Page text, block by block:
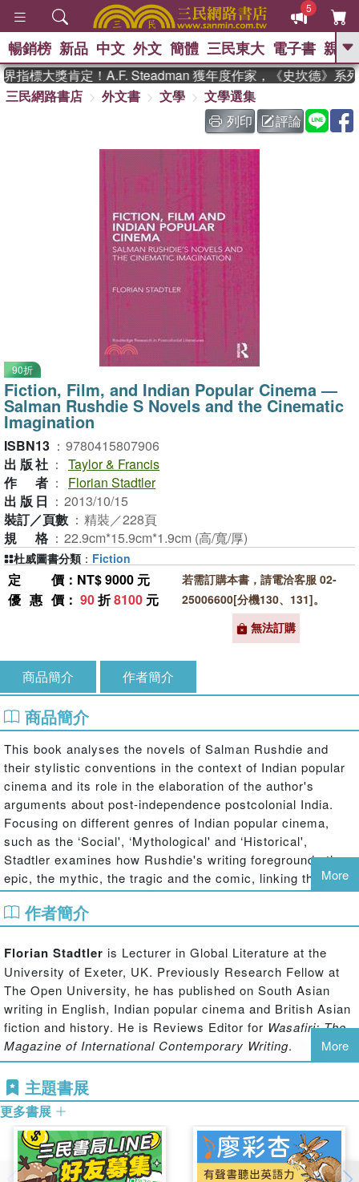
5
GO
熱搜： 東野圭吾 、
The Odyssey 、 父親節 、 如果歷
史是一群喵 、 暑期推薦 、 國際布克
獎 臺灣漫遊錄 、 方念華
登輝時代 、 數學女孩：黎曼猜想
偉大的迷走神經
暢銷榜 新品 中文 外文 簡體 三民東大 電子書 親子
指標大獎肯定！A.F. Steadman 獲年度作家，《史坎德》系列
三民網路書店
外文書 文學
文學選集
列印
評論
90折
Fiction, Film, and Indian Popular Cinema ―
Salman Rushdie S Novels and the Cinematic
Imagination
ISBN13 ： 9780415807906
出版社 ： Taylor & Francis
作者 ：
Florian Stadtler
出版日 ： 2013/10/15
裝訂／頁數 ： 精裝／228頁
規格 ： 22.9cm*15.9cm*1.9cm (高/寬/厚)
定價 ：NT$ 9000 元
優惠價 ： 90折8100 元
若需訂購本書，請電洽客服 02-
25006600[分機130、131]。
無法訂購
杜威圖書分類 ： Fiction
商品簡介 作者簡介
商品簡介
This book analyses the novels of Salman Rushdie and
their stylistic conventions in the context of Indian popular
cinema and its role in the elaboration of the author's
arguments about post-independence postcolonial India.
Focusing on different genres of Indian popular cinema,
such as the ‘Social', ‘Mythological' and ‘Historical',
Stadtler examines how Rushdie's writing foregrounds the
epic, the mythic, the tragic and the comic, linking them in
storylines narrated in cinematic parameters. The book
shows that Indian popular cinema's syncretism becomes
an aesthetic marker in Rushdie's fiction that allows him to
elaborate on the multiplicity of Indian identity, both on the
subcontinent and abroad, and illustrates how Rushdie
uses Indian popular cinema in his narratives to express an
aesthetics of hybridity and a particular conceptualization
of culture with which ‘India' has become identified in a
global context. Also highlighted are Rushdie's uses of
cinema to inflect his reading of India as a pluralist nation
and of the hybrid space occupied by the Indian diaspora
across the world. The book connects Rushdie's storylines
with modes of cinematic representation to explore
questions about the role, place and space of the individual
in relation to a fast-changing social, economic and political
space in India and the wider world.
More
作者簡介
Florian Stadtler is Lecturer in Global Literature at the
University of Exeter, UK. Previously Research Fellow at
The Open University, he has published on South Asian
writing in English, Indian popular cinema and British Asian
fiction and history. He is Reviews Editor for Wasafiri: The
Magazine of International Contemporary Writing. More
主題書展
更多書展